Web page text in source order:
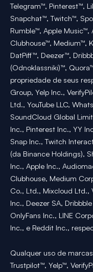
Telegram™, Pinterest™,
Snapchat™, Twitch™,
Rumble™, Apple
Clubhouse™, Medium™,
DatPiff™, Deezer™,
(Odnoklassniki)™,
propriedade de seus
Group, Yelp Inc.,
Ltd., YouTube LLC,
SoundCloud Global
Inc., Pinterest Inc., YY
Snap Inc., Twitch
(da Binance Holdings),
Inc., Apple Inc.,
Clubhouse, Medium
Co., Ltd., Mixcloud Ltd.,
Inc., Deezer SA,
OnlyFans Inc., LINE
Inc., e Reddit Inc.,
Qualquer uso de
Trustpilot™, Yelp™,